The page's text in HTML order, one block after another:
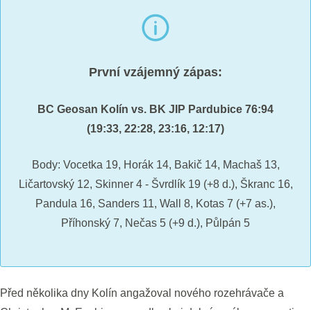
První vzájemný zápas:
BC Geosan Kolín vs. BK JIP Pardubice 76:94
(19:33, 22:28, 23:16, 12:17)
Body: Vocetka 19, Horák 14, Bakič 14, Machaš 13,
Ličartovský 12, Skinner 4 - Švrdlík 19 (+8 d.), Škranc 16,
Pandula 16, Sanders 11, Wall 8, Kotas 7 (+7 as.),
Příhonský 7, Nečas 5 (+9 d.), Půlpán 5
Před několika dny Kolín angažoval nového rozehrávače a